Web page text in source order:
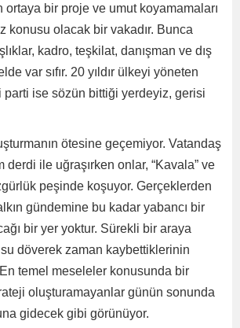
ortaya bir proje ve umut koyamamaları
konusu olacak bir vakadır. Bunca
kadro, teşkilat, danışman ve dış
var sıfır. 20 yıldır ülkeyi yöneten
parti ise sözün bittiği yerdeyiz, gerisi
ötesine geçemiyor. Vatandaş
derdi ile uğraşırken onlar, “Kavala” ve
peşinde koşuyor. Gerçeklerden
gündemine bu kadar yabancı bir
bir yer yoktur. Sürekli bir araya
döverek zaman kaybettiklerinin
temel meseleler konusunda bir
oluşturamayanlar günün sonunda
gidecek gibi görünüyor.